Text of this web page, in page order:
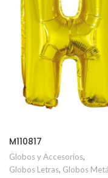
M110817
Globos y Accesorios,
Globos Letras, Globos